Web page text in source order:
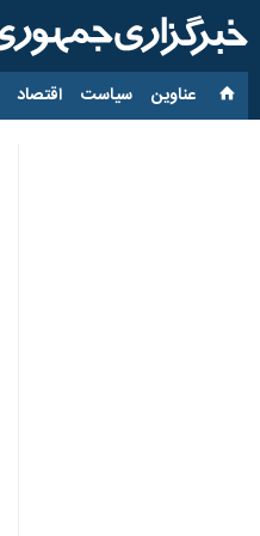
عناوین‌ سیاست اقتصاد